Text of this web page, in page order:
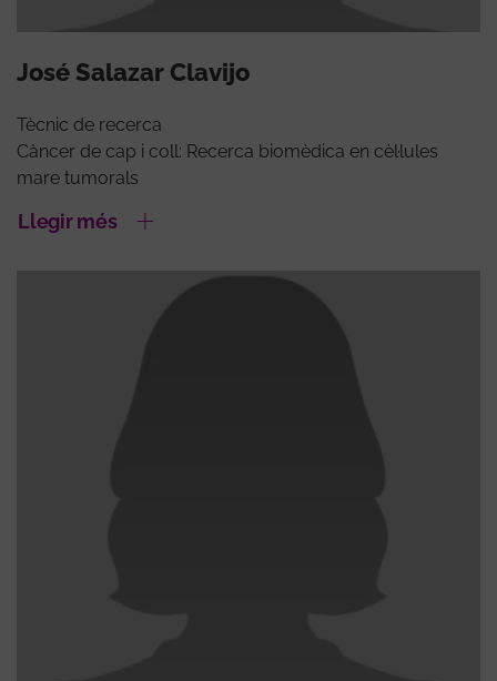
José Salazar Clavijo
Tècnic de recerca
Càncer de cap i coll: Recerca biomèdica en cèl·lules
mare tumorals
Llegir més